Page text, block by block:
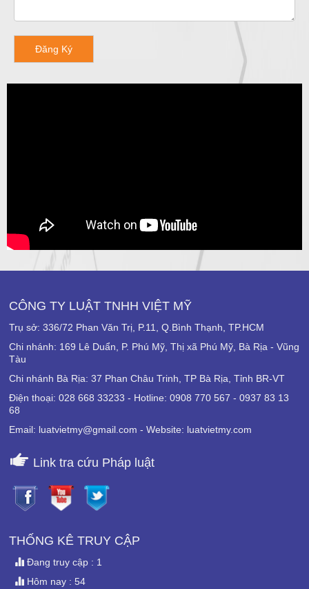
Đăng Ký
CÔNG TY LUẬT TNHH VIỆT MỸ
Trụ sở: 336/72 Phan Văn Trị, P.11, Q.Bình Thạnh, TP.HCM
Chi nhánh: 169 Lê Duẩn, P. Phú Mỹ, Thị xã Phú Mỹ, Bà Rịa - Vũng
Tàu
Chi nhánh Bà Rịa: 37 Phan Châu Trinh, TP Bà Rịa, Tỉnh BR-VT
Điện thoại: 028 668 33233 - Hotline: 0908 770 567 - 0937 83 13
68
Email: luatvietmy@gmail.com - Website: luatvietmy.com
Link tra cứu Pháp luật
THỐNG KÊ TRUY CẬP
Đang truy cập : 1
Hôm nay : 54